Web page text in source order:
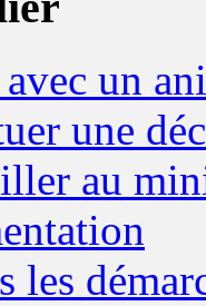
un
une
au
les